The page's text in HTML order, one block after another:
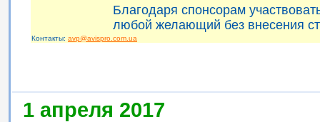
Благодаря спонсорам
любой желающий без внесения
Контакты: avp@avispro.com.ua
1 апреля 2017